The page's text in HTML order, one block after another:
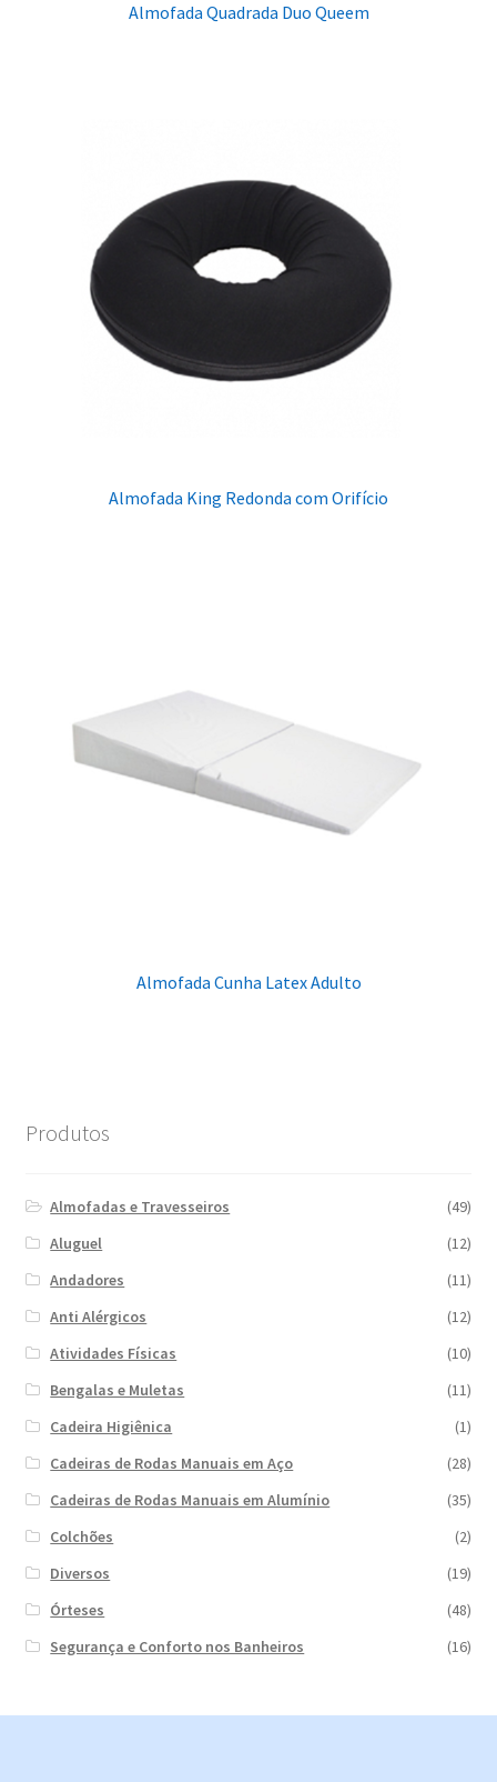
Almofada Quadrada Duo Queem
Almofada King Redonda com Orifício
Almofada Cunha Latex Adulto
Produtos
Almofadas e Travesseiros
(49)
Aluguel
(12)
Andadores
(11)
Anti Alérgicos
(12)
Atividades Físicas
(10)
Bengalas e Muletas
(11)
Cadeira Higiênica
(1)
Cadeiras de Rodas Manuais em Aço
(28)
Cadeiras de Rodas Manuais em Alumínio
(35)
Colchões
(2)
Diversos
(19)
Órteses
(48)
Segurança e Conforto nos Banheiros
(16)